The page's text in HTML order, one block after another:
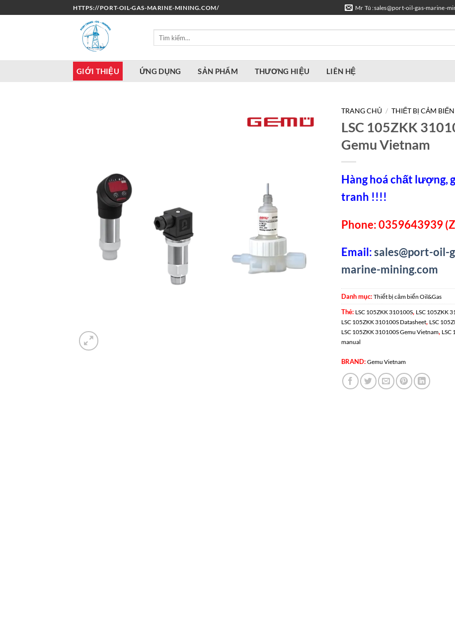
qua
HTTPS://PORT-OIL-GAS-MARINE-MINING.COM/ Mr Tú :sales@port-oil-gas-marine-
GIỚI THIỆU ỨNG DỤNG SẢN PHẨM THƯƠNG HIỆU LIÊN HỆ
TRANG CHỦ / THIẾT BỊ CẢM
LSC 105ZKK
Gemu Vietnam
Hàng hoá chất lượng,
tranh !!!!
Phone: 0359643939
Email:sales@port-oil-
marine-mining.com
Danh mục: Thiết bị cảm biến Oil&Gas
Thẻ: LSC 105ZKK 310100S, LSC 105ZKK
LSC 105ZKK 310100S Datasheet, LSC
LSC 105ZKK 310100S Gemu Vietnam, LSC
manual
BRAND: Gemu Vietnam